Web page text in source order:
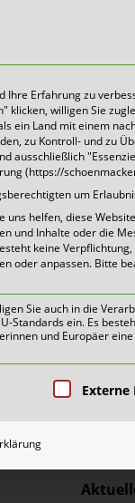
sorgen
Ihre Erfahrung zu
klicken, willigen Sie
ein Land mit einem
zu Kontroll- und zu
ausschließlich
(https://
um
uns helfen, diese
und Inhalte oder die
keine
oder anpassen. Bitte
Sie auch in die
Standards ein. Es
und Europäer
Externe